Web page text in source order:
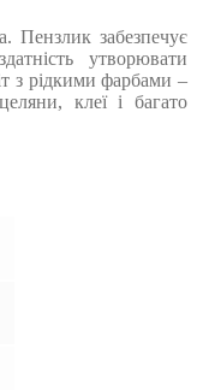
Пензлик забезпечує
утворювати
з рідкими фарбами –
клеї і багато